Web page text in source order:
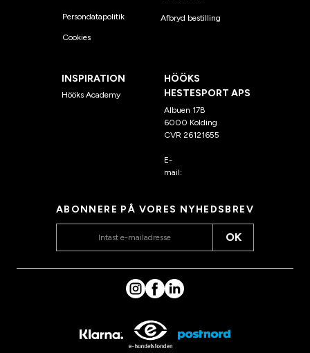
Persondatapolitik
Cookies
Afbryd bestilling
INSPIRATION
Hööks Academy
HÖÖKS
HESTESPORT APS
Albuen 17B
6000 Kolding
CVR 26121655
E-
mail:
ABONNERE PÅ VORES NYHEDSBREV
OK